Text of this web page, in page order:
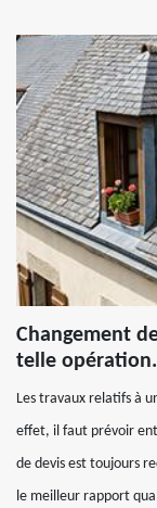
Changement
telle opération.
Les travaux relatifs à
effet, il faut prévoir
de devis est toujours
le meilleur rapport